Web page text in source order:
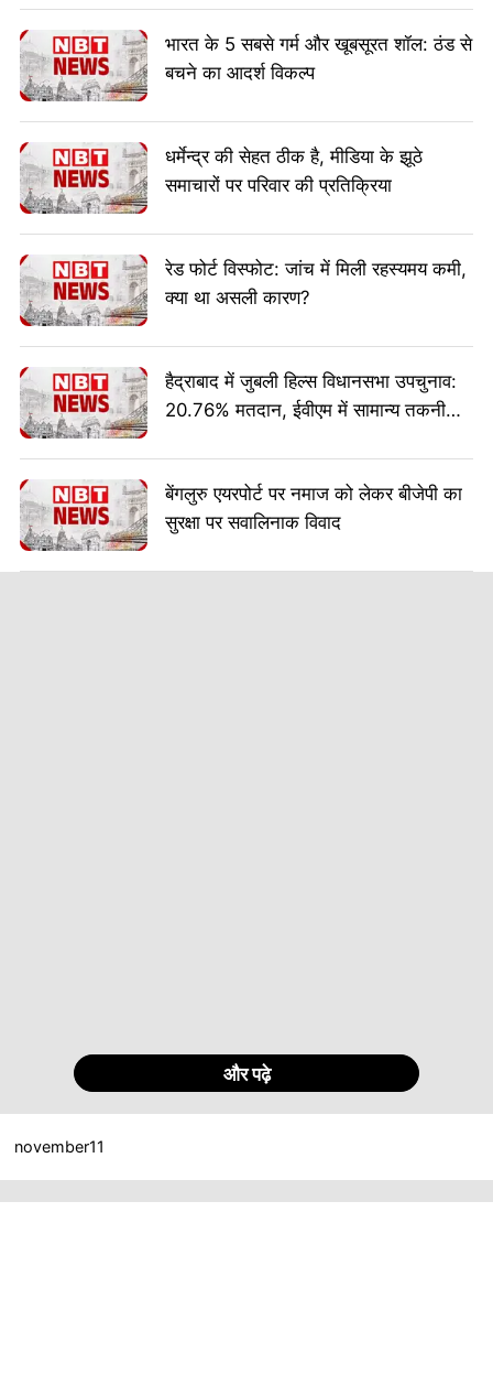
भारत के 5 सबसे गर्म और खूबसूरत शॉल: ठंड से
बचने का आदर्श विकल्प
धर्मेन्द्र की सेहत ठीक है, मीडिया के झूठे
समाचारों पर परिवार की प्रतिक्रिया
रेड फोर्ट विस्फोट: जांच में मिली रहस्यमय कमी,
क्या था असली कारण?
हैद्राबाद में जुबली हिल्स विधानसभा उपचुनाव:
20.76% मतदान, ईवीएम में सामान्य तकनीकी
बेंगलुरु एयरपोर्ट पर नमाज को लेकर बीजेपी का
सुरक्षा पर सवालिनाक विवाद
और पढ़े
november11